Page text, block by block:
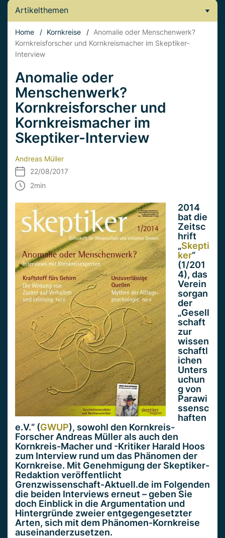
Artikelthemen
Home / Kornkreise / Anomalie oder Menschenwerk?
Kornkreisforscher und Kornkreismacher im Skeptiker-
Interview
Anomalie oder
Menschenwerk?
Kornkreisforscher und
Kornkreismacher im
Skeptiker-Interview
Andreas Müller
22/08/2017
2min
2014
bat die
Zeitsc
hrift
„Skepti
ker“
(1/201
4), das
Verein
sorgan
der
„Gesell
schaft
zur
wissen
schaftl
ichen
Unters
uchun
g von
Parawi
ssensc
haften
e.V.“ (GWUP), sowohl den Kornkreis-
Forscher Andreas Müller als auch den
Kornkreis-Macher und -Kritiker Harald Hoos
zum Interview rund um das Phänomen der
Kornkreise. Mit Genehmigung der Skeptiker-
Redaktion veröffentlicht
Grenzwissenschaft-Aktuell.de im Folgenden
die beiden Interviews erneut – geben Sie
doch Einblick in die Argumentation und
Hintergründe zweier entgegengesetzter
Arten, sich mit dem Phänomen-Kornkreise
auseinanderzusetzen.